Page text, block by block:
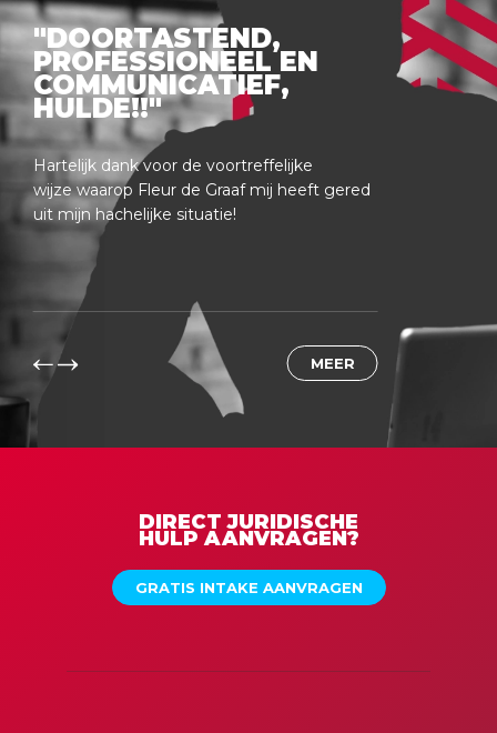
"DOORTASTEND,
PROFESSIONEEL EN
COMMUNICATIEF,
HULDE!!"
Hartelijk dank voor de voortreffelijke
wijze waarop Fleur de Graaf mij heeft gered
uit mijn hachelijke situatie!
MEER
DIRECT JURIDISCHE
HULP AANVRAGEN?
GRATIS INTAKE AANVRAGEN